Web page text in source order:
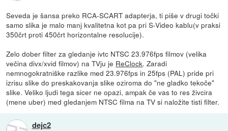
Seveda je šansa preko RCA-SCART adapterja, ti piše v drugi točki
samo slika je malo manj kvalitetna kot pa pri S-Video kablu(v praksi
350črt proti 450črt horizontalne resolucije).
Zelo dober filter za gledanje ivtc NTSC 23.976fps filmov (velika
večina divx/xvid filmov) na TVju je ReClock. Zaradi
nemnogokratniške razlike med 23.976fps in 25fps (PAL) pride pri
izrisu slike do preskakovanja slike oziroma do "ne gladko tekoče"
slike. Veliko ljudi tega sicer ne opazi, ampak če vas to res živcira
(mene uber) med gledanjem NTSC filma na TV si naložite tisti filter.
dejc2